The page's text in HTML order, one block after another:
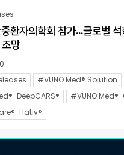
환자의학회 참가…글로벌
망
#VUNO Med® Solution
DeepCARS®
#VUNO
Hativ®